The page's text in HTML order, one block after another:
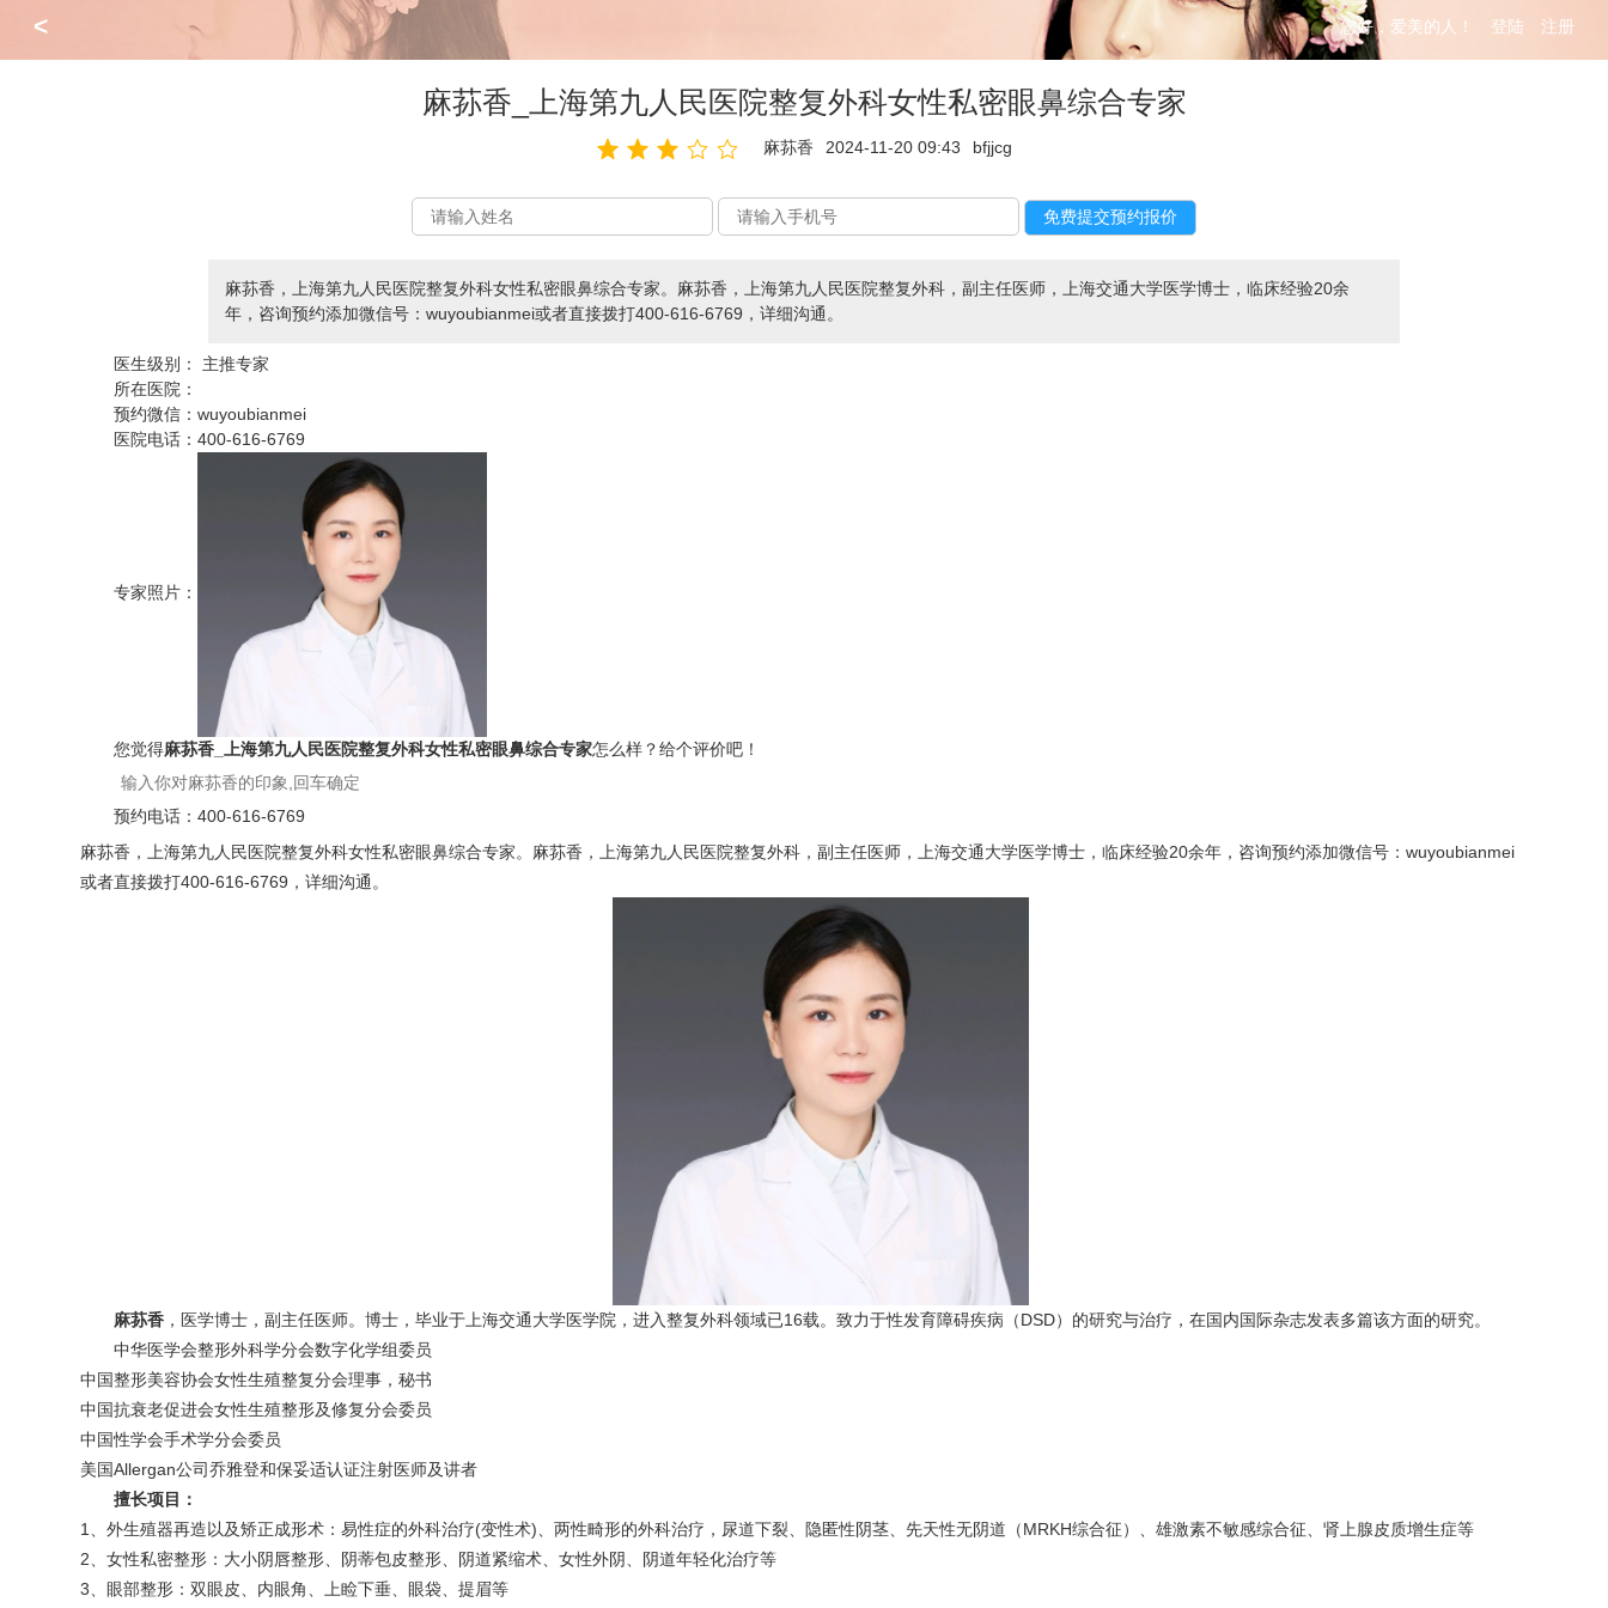
< 您好，爱美的人！ 登陆 注册
麻荪香_上海第九人民医院整复外科女性私密眼鼻综合专家
麻荪香 2024-11-20 09:43 bfjjcg
麻荪香，上海第九人民医院整复外科女性私密眼鼻综合专家。麻荪香，上海第九人民医院整复外科，副主任医师，上海交通大学医学博士，临床经验20余
年，咨询预约添加微信号：wuyoubianmei或者直接拨打400-616-6769，详细沟通。
医生级别：
主推专家
所在医院：
预约微信：wuyoubianmei
医院电话：400-616-6769
专家照片：
您觉得麻荪香_上海第九人民医院整复外科女性私密眼鼻综合专家怎么样？给个评价吧！
预约电话：400-616-6769
麻荪香，上海第九人民医院整复外科女性私密眼鼻综合专家。麻荪香，上海第九人民医院整复外科，副主任医师，上海交通大学医学博士，临床经验20余年，咨询预约添加微信号：wuyoubianmei
或者直接拨打400-616-6769，详细沟通。
麻荪香 ，医学博士，副主任医师。博士，毕业于上海交通大学医学院，进入整复外科领域已16载。致力于性发育障碍疾病（DSD）的研究与治疗，在国内国际杂志发表多篇该方面的研究。
中华医学会整形外科学分会数字化学组委员
中国整形美容协会女性生殖整复分会理事，秘书
中国抗衰老促进会女性生殖整形及修复分会委员
中国性学会手术学分会委员
美国Allergan公司乔雅登和保妥适认证注射医师及讲者
擅长项目：
1、外生殖器再造以及矫正成形术：易性症的外科治疗(变性术)、两性畸形的外科治疗，尿道下裂、隐匿性阴茎、先天性无阴道（MRKH综合征）、雄激素不敏感综合征、肾上腺皮质增生症等
2、女性私密整形：大小阴唇整形、阴蒂包皮整形、阴道紧缩术、女性外阴、阴道年轻化治疗等
3、眼部整形：双眼皮、内眼角、上睑下垂、眼袋、提眉等